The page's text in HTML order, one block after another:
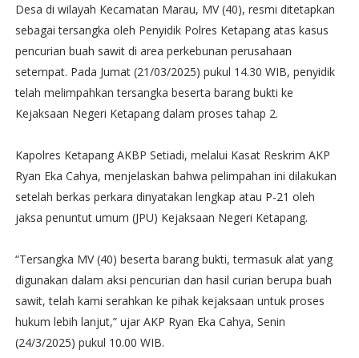
Desa di wilayah Kecamatan Marau, MV (40), resmi ditetapkan
sebagai tersangka oleh Penyidik Polres Ketapang atas kasus
pencurian buah sawit di area perkebunan perusahaan
setempat. Pada Jumat (21/03/2025) pukul 14.30 WIB, penyidik
telah melimpahkan tersangka beserta barang bukti ke
Kejaksaan Negeri Ketapang dalam proses tahap 2.
Kapolres Ketapang AKBP Setiadi, melalui Kasat Reskrim AKP
Ryan Eka Cahya, menjelaskan bahwa pelimpahan ini dilakukan
setelah berkas perkara dinyatakan lengkap atau P-21 oleh
jaksa penuntut umum (JPU) Kejaksaan Negeri Ketapang.
“Tersangka MV (40) beserta barang bukti, termasuk alat yang
digunakan dalam aksi pencurian dan hasil curian berupa buah
sawit, telah kami serahkan ke pihak kejaksaan untuk proses
hukum lebih lanjut,” ujar AKP Ryan Eka Cahya, Senin
(24/3/2025) pukul 10.00 WIB.